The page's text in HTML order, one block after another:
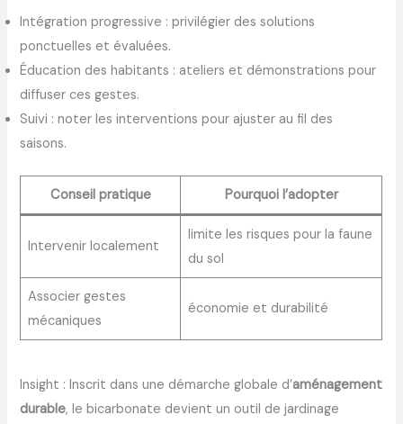
Intégration progressive : privilégier des solutions
ponctuelles et évaluées.
Éducation des habitants : ateliers et démonstrations pour
diffuser ces gestes.
Suivi : noter les interventions pour ajuster au fil des
saisons.
Conseil pratique Pourquoi l’adopter
Intervenir localement
limite les risques pour la faune
du sol
Associer gestes
mécaniques
économie et durabilité
Insight : Inscrit dans une démarche globale d’aménagement
durable, le bicarbonate devient un outil de jardinage